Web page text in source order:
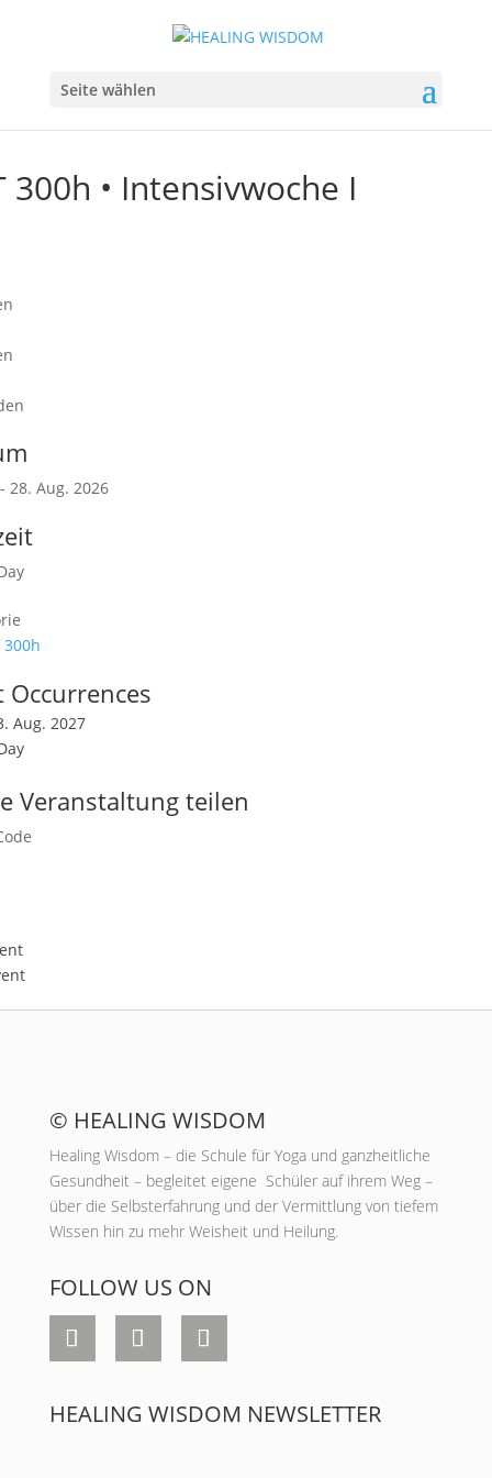
Seite wählen
300h • Intensivwoche I
28. Aug. 2026
300h
Occurrences
Aug. 2027
Veranstaltung teilen
© HEALING WISDOM
Healing Wisdom – die Schule für Yoga und ganzheitliche
Gesundheit – begleitet eigene Schüler auf ihrem Weg –
über die Selbsterfahrung und der Vermittlung von tiefem
Wissen hin zu mehr Weisheit und Heilung.
FOLLOW US ON
HEALING WISDOM NEWSLETTER